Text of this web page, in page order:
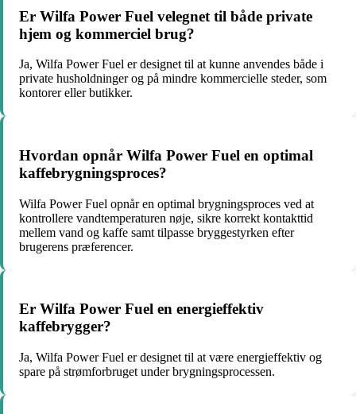
Er Wilfa Power Fuel velegnet til både private
hjem og kommerciel brug?
Ja, Wilfa Power Fuel er designet til at kunne anvendes både i
private husholdninger og på mindre kommercielle steder, som
kontorer eller butikker.
Hvordan opnår Wilfa Power Fuel en optimal
kaffebrygningsproces?
Wilfa Power Fuel opnår en optimal brygningsproces ved at
kontrollere vandtemperaturen nøje, sikre korrekt kontakttid
mellem vand og kaffe samt tilpasse bryggestyrken efter
brugerens præferencer.
Er Wilfa Power Fuel en energieffektiv
kaffebrygger?
Ja, Wilfa Power Fuel er designet til at være energieffektiv og
spare på strømforbruget under brygningsprocessen.